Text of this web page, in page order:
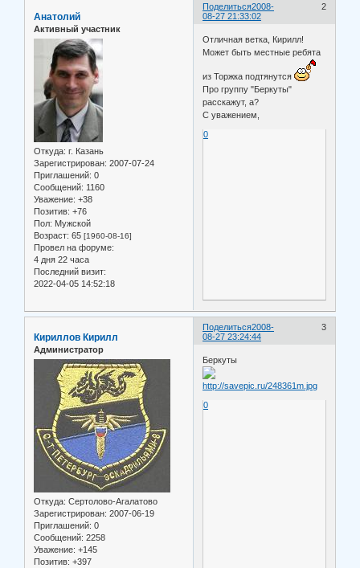
Поделиться 2
2008-
08-27 21:33:02
Анатолий
Активный участник
Откуда: г. Казань
Зарегистрирован: 2007-07-24
Приглашений: 0
Сообщений: 1160
Уважение: +38
Позитив: +76
Пол: Мужской
Возраст: 65 [1960-08-16]
Провел на форуме:
4 дня 22 часа
Последний визит:
2022-04-05 14:52:18
Отличная ветка, Кирилл!
Может быть местные ребята
из Торжка подтянутся
Про группу "Беркуты"
расскажут, а?
С уважением,
0
Поделиться 3
2008-
08-27 23:24:44
Кириллов Кирилл
Администратор
Откуда: Сертолово-Агалатово
Зарегистрирован: 2007-06-19
Приглашений: 0
Сообщений: 2258
Уважение: +145
Позитив: +397
Беркуты
0